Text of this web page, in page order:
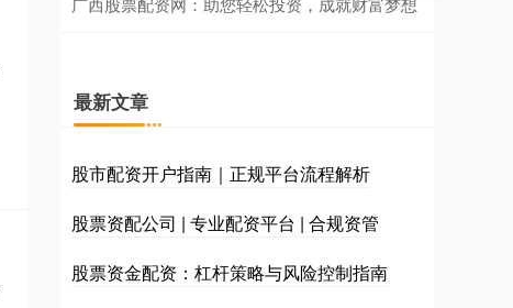
最新文章
股市配资开户指南｜正规平台流程解析
股票资配公司 | 专业配资平台 | 合规资管
股票资金配资：杠杆策略与风险控制指南